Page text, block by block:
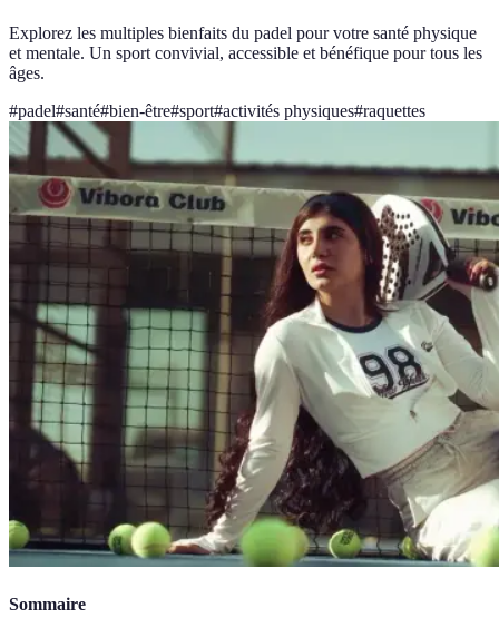
Explorez les multiples bienfaits du padel pour votre santé physique
et mentale. Un sport convivial, accessible et bénéfique pour tous les
âges.
#padel#santé#bien-être#sport#activités physiques#raquettes
Sommaire